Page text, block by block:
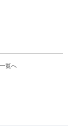
覧へ